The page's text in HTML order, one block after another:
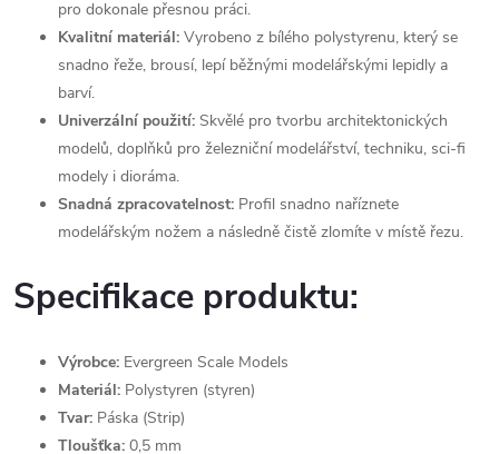
pro dokonale přesnou práci.
Kvalitní materiál: Vyrobeno z bílého polystyrenu, který se
snadno řeže, brousí, lepí běžnými modelářskými lepidly a
barví.
Univerzální použití: Skvělé pro tvorbu architektonických
modelů, doplňků pro železniční modelářství, techniku, sci-fi
modely i dioráma.
Snadná zpracovatelnost: Profil snadno naříznete
modelářským nožem a následně čistě zlomíte v místě řezu.
Specifikace produktu:
Výrobce: Evergreen Scale Models
Materiál: Polystyren (styren)
Tvar: Páska (Strip)
Tloušťka: 0,5 mm